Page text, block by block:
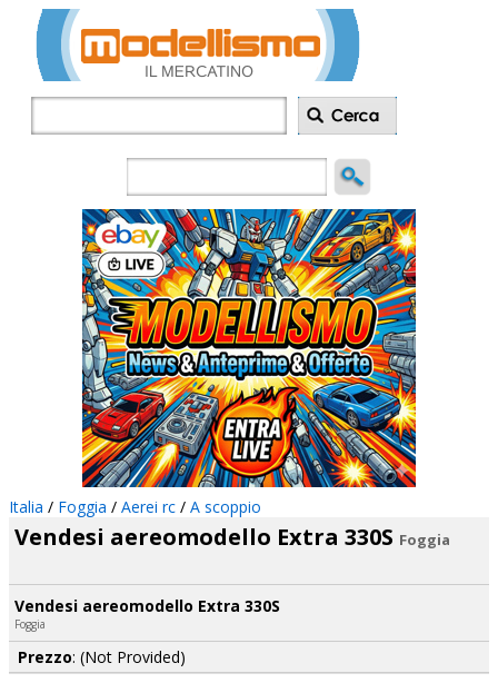
Italia / Foggia / Aerei rc / A scoppio
Vendesi aereomodello Extra 330S Foggia
Vendesi aereomodello Extra 330S
Foggia
Prezzo: (Not Provided)